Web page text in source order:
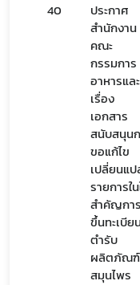
40
ประกาศ
สำนักงาน
คณะ
กรรมการ
อาหารแล
เรื่อง
เอกสาร
สนับสนุน
ขอแก้ไข
เปลี่ยนแ
รายการใ
สำคัญการ
ขึ้นทะเบีย
ตำรับ
ผลิตภัณฑ์
สมุนไพร